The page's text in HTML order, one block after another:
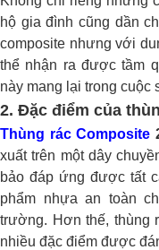
hộ gia đình cũng dần
composite nhưng với
thể nhận ra được tầm
này mang lại trong cuộc
2. Đặc điểm của
Thùng rác Composite
xuất trên một dây
bảo đáp ứng được tất
phẩm nhựa an toàn
trường. Hơn thế, thùng
nhiều đặc điểm được